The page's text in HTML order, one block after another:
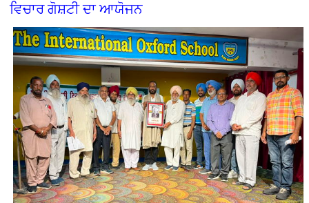
ਵਿਚਾਰ ਗੋਸ਼ਟੀ ਦਾ ਆਯੋਜਨ